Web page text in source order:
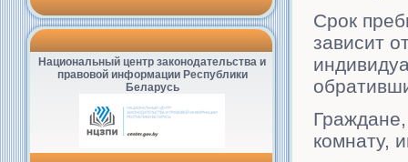
Национальный центр законодательства и
правовой информации Республики
Беларусь
Срок
зависит
комнату,